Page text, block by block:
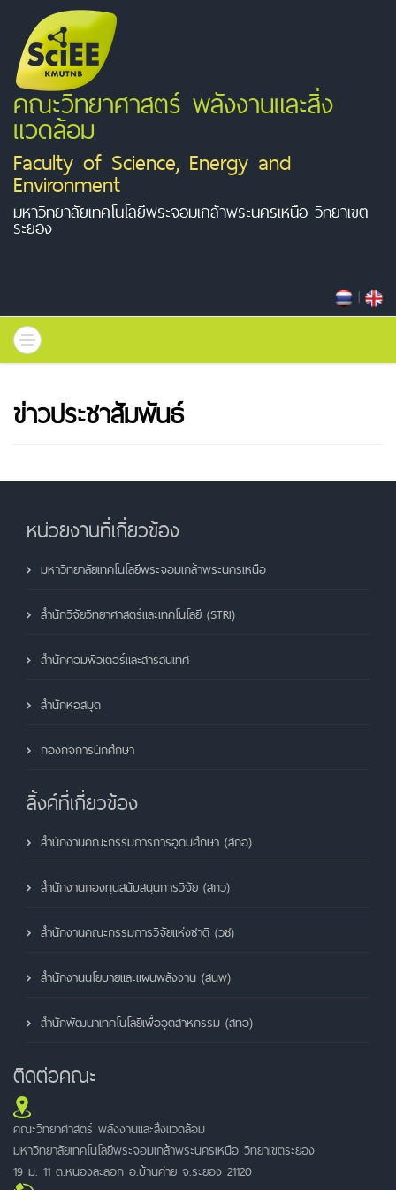
คณะวิทยาศาสตร์ พลังงานและสิ่ง
แวดล้อม
Faculty of Science, Energy and
Environment
มหาวิทยาลัยเทคโนโลยีพระจอมเกล้าพระนครเหนือ วิทยาเขต
ระยอง
|
ข่าวประชาสัมพันธ์
หน่วยงานที่เกี่ยวข้อง
มหาวิทยาลัยเทคโนโลยีพระจอมเกล้าพระนครเหนือ
สำนักวิจัยวิทยาศาสตร์และเทคโนโลยี (STRI)
สำนักคอมพิวเตอร์และสารสนเทศ
สำนักหอสมุด
กองกิจการนักศึกษา
ลิ้งค์ที่เกี่ยวข้อง
สำนักงานคณะกรรมการการอุดมศึกษา (สกอ)
สำนักงานกองทุนสนับสนุนการวิจัย (สกว)
สำนักงานคณะกรรมการวิจัยแห่งชาติ (วช)
สำนักงานนโยบายและแผนพลังงาน (สนพ)
สำนักพัฒนาเทคโนโลยีเพื่ออุตสาหกรรม (สทอ)
ติดต่อคณะ
คณะวิทยาศาสตร์ พลังงานและสิ่งแวดล้อม
มหาวิทยาลัยเทคโนโลยีพระจอมเกล้าพระนครเหนือ วิทยาเขตระยอง
19 ม. 11 ต.หนองละลอก อ.บ้านค่าย จ.ระยอง 21120